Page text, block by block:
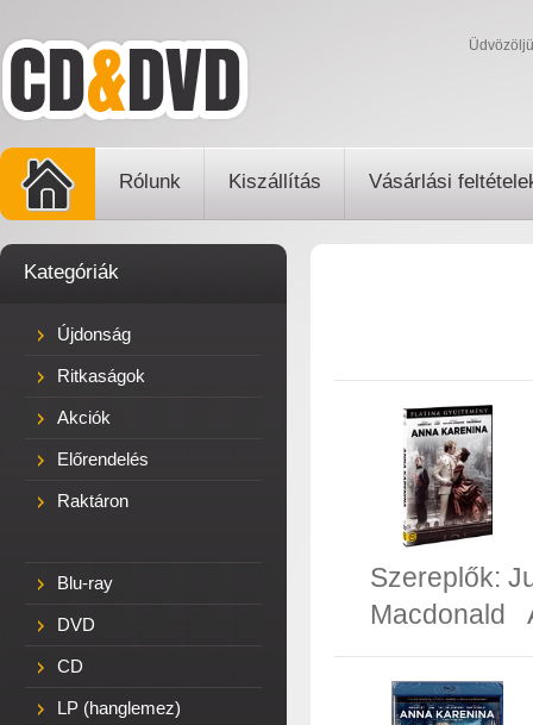
Rólunk Kiszállítás Vásárlási
Kategóriák
Újdonság
Ritkaságok
Akciók
Előrendelés
Raktáron
Blu-ray
DVD
CD
LP (hanglemez)
Szereplők:
Macdonald